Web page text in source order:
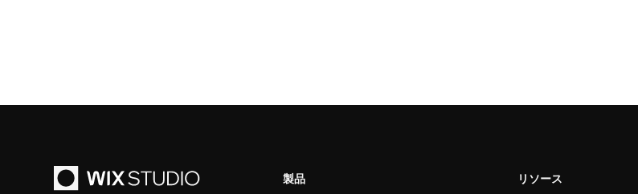
製品 リソース